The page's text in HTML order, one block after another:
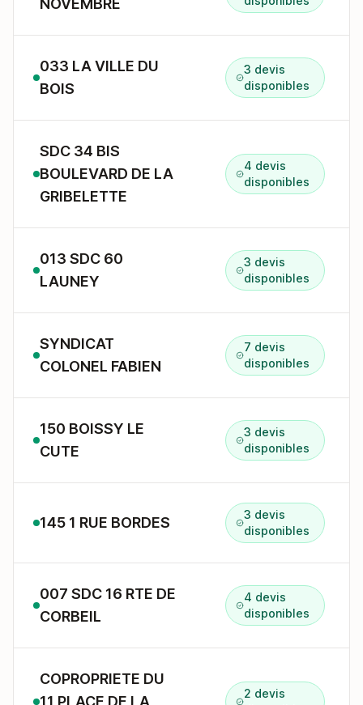
NOVEMBRE
033 LA VILLE DU
BOIS
3 devis
disponibles
SDC 34 BIS
BOULEVARD DE LA
GRIBELETTE
4 devis
disponibles
013 SDC 60
LAUNEY
3 devis
disponibles
SYNDICAT
COLONEL FABIEN
7 devis
disponibles
150 BOISSY LE
CUTE
3 devis
disponibles
145 1 RUE BORDES
3 devis
disponibles
007 SDC 16 RTE DE
CORBEIL
4 devis
disponibles
COPROPRIETE DU
11 PLACE DE LA
2 devis